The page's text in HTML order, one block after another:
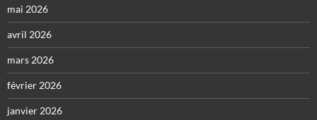
mai 2026
avril 2026
mars 2026
février 2026
janvier 2026